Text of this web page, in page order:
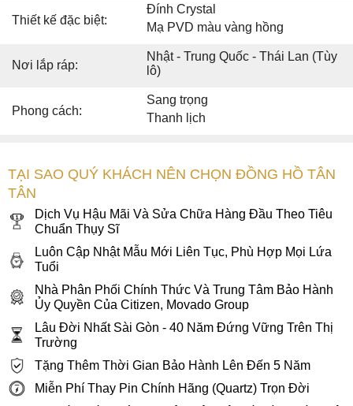
Thiết kế đặc biệt:
Đính Crystal
Mạ PVD màu vàng hồng
Nơi lắp ráp:
Nhật - Trung Quốc - Thái Lan (Tùy
lô)
Phong cách:
Sang trọng
Thanh lịch
TẠI SAO QUÝ KHÁCH NÊN CHỌN ĐỒNG HỒ TÂN
TÂN
Dịch Vụ Hậu Mãi Và Sửa Chữa Hàng Đầu Theo Tiêu
Chuẩn Thụy Sĩ
Luôn Cập Nhật Mẫu Mới Liên Tục, Phù Hợp Mọi Lứa
Tuổi
Nhà Phân Phối Chính Thức Và Trung Tâm Bảo Hành
Ủy Quyền Của Citizen, Movado Group
Lâu Đời Nhất Sài Gòn - 40 Năm Đứng Vững Trên Thị
Trường
Tặng Thêm Thời Gian Bảo Hành Lên Đến 5 Năm
Miễn Phí Thay Pin Chính Hãng (Quartz) Trọn Đời